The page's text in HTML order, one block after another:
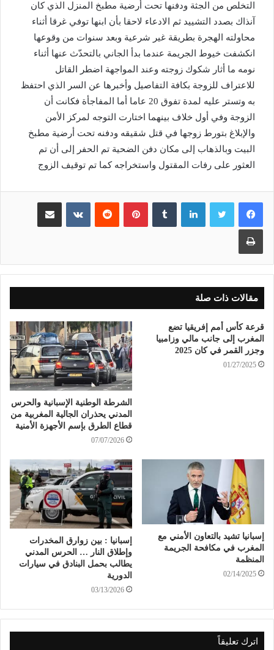
التخلص من الجثة ودفنها تحت أرضية مطبخ المنزل الذي كان
آنذاك بصدد التشييد ثم الادعاء لاحقا بأن ابنها توفي غرقا أثناء
محاولته الهجرة بطريقة غير شرعية وبعد سنوات من وقوعها
انكشفت خيوط الجريمة عندما بدأ الجاني بالتحدّث عنها أثناء
نومه ما أثار شكوك زوجته وعند المواجهة اضطر القاتل
للاعتراف للزوجة بكافة التفاصيل وأخبرها عن السر الذي احتفظ
به وتستر عليه لمدة تفوق 20 عاما أما المفاجأة فكانت أن
الزوجة وفي أول خلاف بينهما اختارت التوجه لمركز الأمن
والإبلاغ بتورط زوجها في قتل شقيقه ودفنه تحت أرضية مطبخ
البيت وبالذهاب إلى مكان دفن الضحية تم الحفر إلى أن تم
العثور على رفات المقتول واستخراجه كما تم توقيف الزوج
لينكدإن بينتيريست مشاركة عبر البريد
طباعة
مقالات ذات صلة
قرعة كأس أمم إفريقيا تضع
المغرب إلى جانب مالي وزامبيا
وجزر القمر في كان 2025
01/27/2025
الشرطة الوطنية الإسبانية والحرس
المدني يحذران الجالية المغربية من
قطاع الطرق بإسم الأجهزة الأمنية
07/07/2026
إسبانيا تشيد بالتعاون الأمني مع
المغرب في مكافحة الجريمة
المنظمة
02/14/2025
إسبانيا : بين زوارق المخدرات
وإطلاق النار … الحرس المدني
يطالب بحمل البنادق في سيارات
الدورية
03/13/2026
اترك تعليقاً